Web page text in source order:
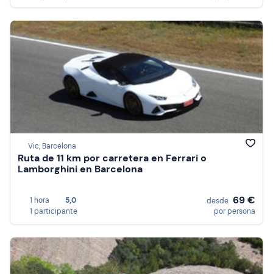
Vic, Barcelona
Ruta de 11 km por carretera en Ferrari o
Lamborghini en Barcelona
1 hora
5,0
1 participante
desde 69 €
por persona